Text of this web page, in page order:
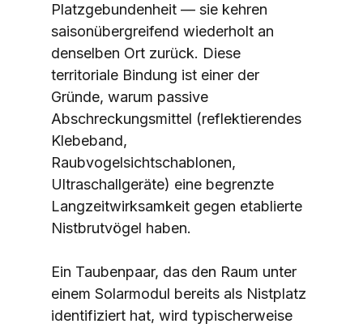
Platzgebundenheit — sie kehren
saisonübergreifend wiederholt an
denselben Ort zurück. Diese
territoriale Bindung ist einer der
Gründe, warum passive
Abschreckungsmittel (reflektierendes
Klebeband,
Raubvogelsichtschablonen,
Ultraschallgeräte) eine begrenzte
Langzeitwirksamkeit gegen etablierte
Nistbrutvögel haben.
Ein Taubenpaar, das den Raum unter
einem Solarmodul bereits als Nistplatz
identifiziert hat, wird typischerweise